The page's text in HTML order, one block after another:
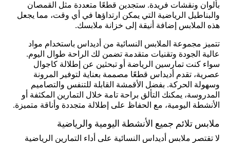
بألوان ونقشات فريدة. ستجدين قطعًا متعددة مثل القمصان
والبناطيل الرياضية التي يمكن ارتداؤها في أي وقت، مما يجعل
هذه الملابس إضافة أنيقة إلى خزانة ملابسك.
تتميز مجموعة الملابس النسائية من أديداس باستخدام مواد
عالية الجودة وتقنيات متقدمة تضمن لك الراحة طوال اليوم.
سواء كنت تمارسين الرياضة أو تبحثين عن إطلالة كاجوال
عصرية، تقدم أديداس قطعًا مصممة بعناية لتوفير المرونة
وسهولة الحركة. بفضل الأقمشة القابلة للتنفس والتصاميم
المدروسة، يمكنك التألق براحة تامة خلال التمارين المكثفة أو
الأنشطة اليومية، مع الحفاظ على إطلالة متجددة وأناقة متميزة.
ملابس تلائم جميع الأنشطة اليومية والرياضية
لا تقتصر ملابس أديداس النسائية على أداء التمارين الرياضية